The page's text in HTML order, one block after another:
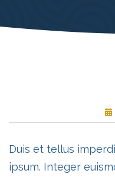
Duis et tellus
ipsum. Integer